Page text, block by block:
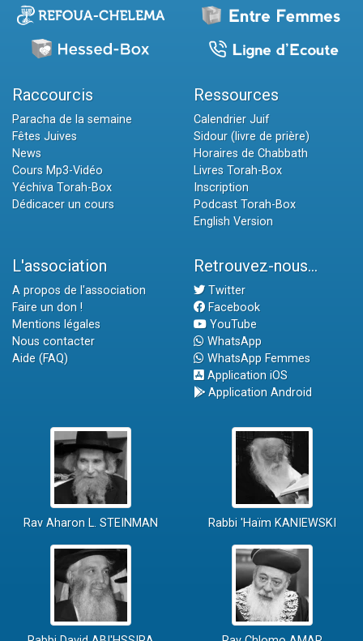
Raccourcis
Paracha de la semaine
Fêtes Juives
News
Cours Mp3-Vidéo
Yéchiva Torah-Box
Dédicacer un cours
Ressources
Calendrier Juif
Sidour (livre de prière)
Horaires de Chabbath
Livres Torah-Box
Inscription
Podcast Torah-Box
English Version
L'association
A propos de l'association
Faire un don !
Mentions légales
Nous contacter
Aide (FAQ)
Retrouvez-nous...
Twitter
Facebook
YouTube
WhatsApp
WhatsApp Femmes
Application iOS
Application Android
Rav Aharon L. STEINMAN Rabbi 'Haïm KANIEWSKI